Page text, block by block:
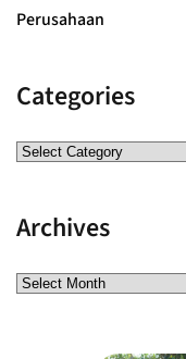
Perusahaan
Categories
Archives